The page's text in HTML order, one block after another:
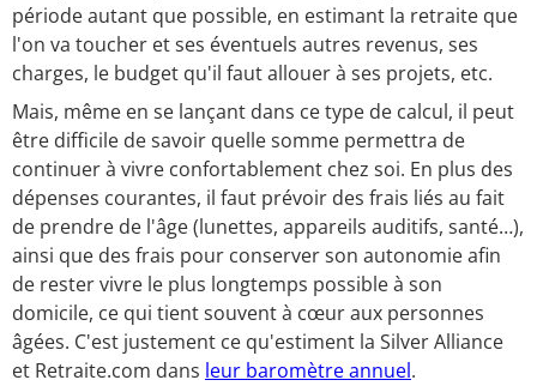
période autant que possible, en estimant la retraite que
l'on va toucher et ses éventuels autres revenus, ses
charges, le budget qu'il faut allouer à ses projets, etc.
Mais, même en se lançant dans ce type de calcul, il peut
être difficile de savoir quelle somme permettra de
continuer à vivre confortablement chez soi. En plus des
dépenses courantes, il faut prévoir des frais liés au fait
de prendre de l'âge (lunettes, appareils auditifs, santé…),
ainsi que des frais pour conserver son autonomie afin
de rester vivre le plus longtemps possible à son
domicile, ce qui tient souvent à cœur aux personnes
âgées. C'est justement ce qu'estiment la Silver Alliance
et Retraite.com dans leur baromètre annuel.